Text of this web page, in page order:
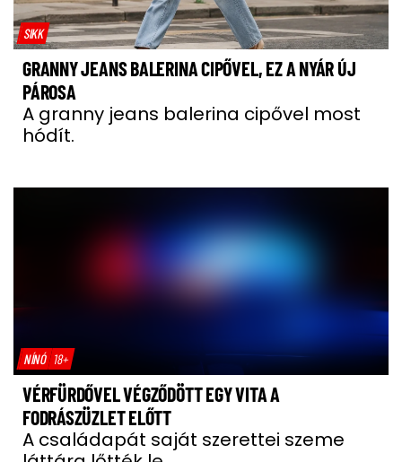
SIKK
GRANNY JEANS BALERINA CIPŐVEL, EZ A NYÁR ÚJ
PÁROSA
A granny jeans balerina cipővel most
hódít.
NÍNÓ 18+
VÉRFÜRDŐVEL VÉGZŐDÖTT EGY VITA A
FODRÁSZÜZLET ELŐTT
A családapát saját szerettei szeme